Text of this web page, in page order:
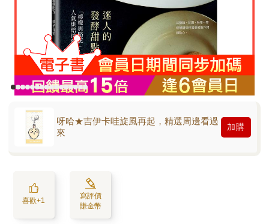
呀哈★吉伊卡哇旋風再起，精選周邊看過
來
加購
喜歡+1
寫評價
賺金幣